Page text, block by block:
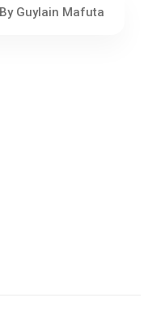
By Guylain Mafuta